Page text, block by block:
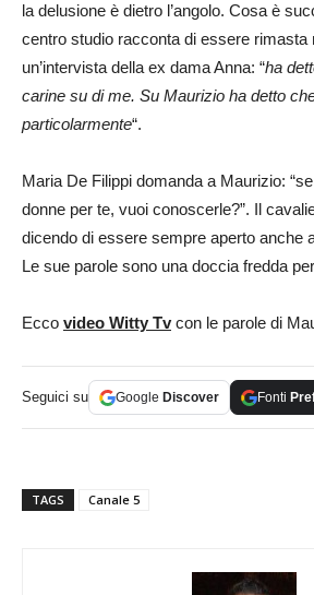
la delusione è dietro l’angolo. Cosa è
centro studio racconta di essere rimasta
un’intervista della ex dama Anna: “ha
carine su di me. Su Maurizio ha detto
particolarmente“.
Maria De Filippi domanda a Maurizio:
donne per te, vuoi conoscerle?”. Il
dicendo di essere sempre aperto anche
Le sue parole sono una doccia fredda
Ecco video Witty Tvcon le parole di
Seguici su Google Discover Fonti
TAGS Canale 5